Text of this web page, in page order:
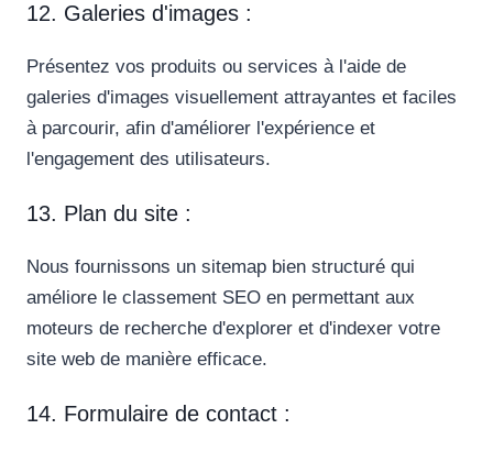
12. Galeries d'images :
Présentez vos produits ou services à l'aide de
galeries d'images visuellement attrayantes et faciles
à parcourir, afin d'améliorer l'expérience et
l'engagement des utilisateurs.
13. Plan du site :
Nous fournissons un sitemap bien structuré qui
améliore le classement SEO en permettant aux
moteurs de recherche d'explorer et d'indexer votre
site web de manière efficace.
14. Formulaire de contact :